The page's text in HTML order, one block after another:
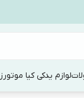
لوازم یدکی کیا موتورز